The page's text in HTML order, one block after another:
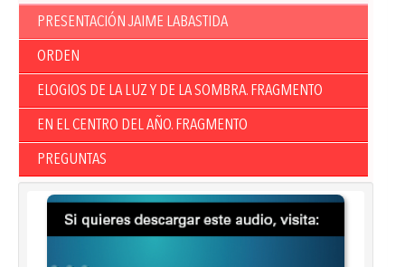
PRESENTACIÓN JAIME LABASTIDA
ORDEN
ELOGIOS DE LA LUZ Y DE LA SOMBRA. FRAGMENTO
EN EL CENTRO DEL AÑO. FRAGMENTO
PREGUNTAS